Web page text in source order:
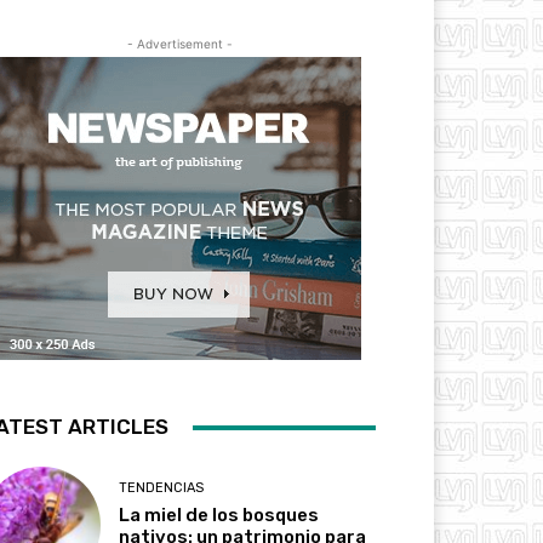
- Advertisement -
ARTICLES
TENDENCIAS
La miel de los bosques
nativos: un patrimonio para